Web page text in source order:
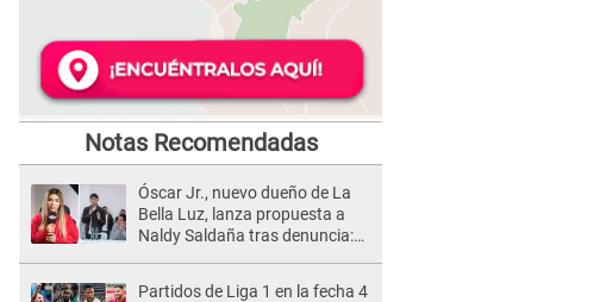
Notas Recomendadas
Óscar Jr., nuevo dueño de La
Bella Luz, lanza propuesta a
Naldy Saldaña tras denuncia:
Partidos de Liga 1 en la fecha 4